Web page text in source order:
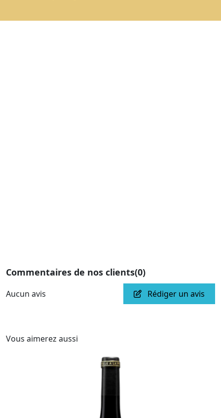
Commentaires de nos clients(0)
Aucun avis Rédiger un avis
Vous aimerez aussi